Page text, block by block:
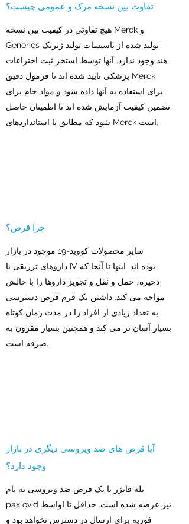
تفاوت بین نسخه مرک و عمومی چیست؟
هیچ تفاوتی در کیفیت بین نسخه Merck و
Generics تولید شده از تاسیسات تولید ژنریک
هند وجود ندارد. آنها توسط استخر ثبت اختراعات
پزشکی تایید شده اند تا فرمول دقیق Merck
برای استفاده به آنها داده شود و مواد خام برای
تضمین کیفیت آزمایش شده اند تا اطمینان حاصل
شود که مطابق با استانداردهای Merck است.
چرا قرص؟
سایر محصولات کووید-19 موجود در بازار
داروهای تزریقی یا IV بوده اند. اینها تا آنجا که
ذخیره، حمل و نقل و تجویز داروها را با چالش
مواجه می کند. داشتن یک فرم قرص دسترسی
به تعداد زیادی از افراد را در مدت زمان کوتاه
بسیار آسان تر می کند و همچنین بسیار مقرون به
صرفه است.
آیا قرص های ضد ویروسی دیگری در بازار
وجود دارد؟
بله فایزر با یک قرص ضد ویروسی به نام
paxlovid نیز عرضه شده است. حداقل تا اواسط
فوریه برای ارسال در دسترس نخواهد بود و